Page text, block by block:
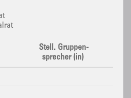
Stell. Gruppen-
sprecher (in)